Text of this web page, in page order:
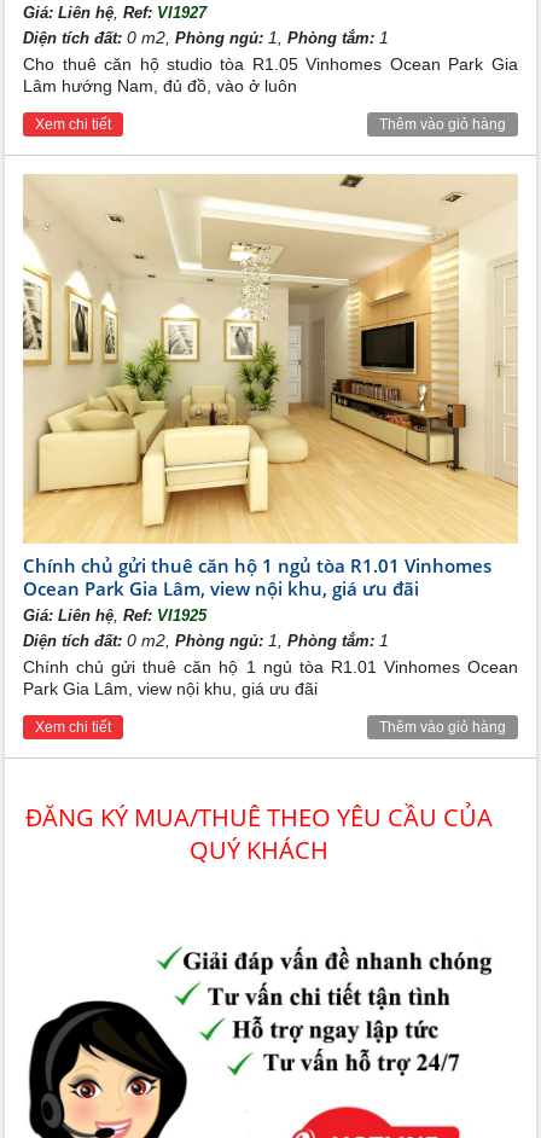
Giá:Liên hệ ,Ref: VI1927
Diện tích đất: 0 m2,Phòng ngủ: 1,Phòng tắm: 1
Cho thuê căn hộ studio tòa R1.05 Vinhomes Ocean Park Gia
Lâm hướng Nam, đủ đồ, vào ở luôn
Xem chi tiết Thêm vào giỏ hàng
Chính chủ gửi thuê căn hộ 1 ngủ tòa R1.01 Vinhomes
Ocean Park Gia Lâm, view nội khu, giá ưu đãi
Giá:Liên hệ,Ref: VI1925
Diện tích đất: 0 m2,Phòng ngủ: 1,Phòng tắm: 1
Chính chủ gửi thuê căn hộ 1 ngủ tòa R1.01 Vinhomes Ocean
Park Gia Lâm, view nội khu, giá ưu đãi
Xem chi tiết Thêm vào giỏ hàng
ĐĂNG KÝ MUA/THUÊ THEO YÊU CẦU CỦA
QUÝ KHÁCH